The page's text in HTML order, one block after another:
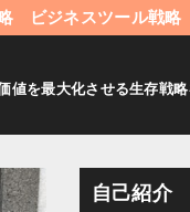
ビジネスツール戦略
を最大化させる生存戦
自己紹介